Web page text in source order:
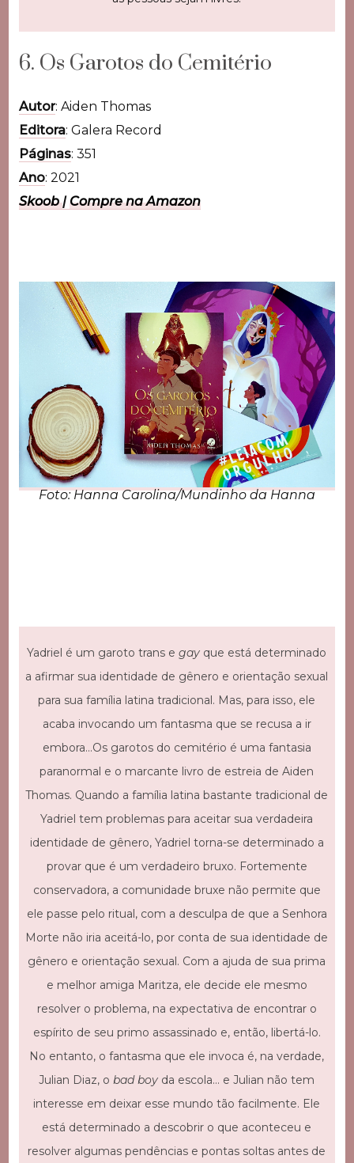
6. Os Garotos do Cemitério
Autor: Aiden Thomas
Editora: Galera Record
Páginas: 351
Ano: 2021
Skoob|Compre na Amazon
Foto: Hanna Carolina/Mundinho da Hanna
Yadriel é um garoto trans egay que está determinado
a afirmar sua identidade de gênero e orientação sexual
para sua família latina tradicional. Mas, para isso, ele
acaba invocando um fantasma que se recusa a ir
embora…Os garotos do cemitério é uma fantasia
paranormal e o marcante livro de estreia de Aiden
Thomas. Quando a família latina bastante tradicional de
Yadriel tem problemas para aceitar sua verdadeira
identidade de gênero, Yadriel torna-se determinado a
provar que é um verdadeiro bruxo. Fortemente
conservadora, a comunidade bruxe não permite que
ele passe pelo ritual, com a desculpa de que a Senhora
Morte não iria aceitá-lo, por conta de sua identidade de
gênero e orientação sexual. Com a ajuda de sua prima
e melhor amiga Maritza, ele decide ele mesmo
resolver o problema, na expectativa de encontrar o
espírito de seu primo assassinado e, então, libertá-lo.
No entanto, o fantasma que ele invoca é, na verdade,
Julian Diaz, o bad boy da escola… e Julian não tem
interesse em deixar esse mundo tão facilmente. Ele
está determinado a descobrir o que aconteceu e
resolver algumas pendências e pontas soltas antes de